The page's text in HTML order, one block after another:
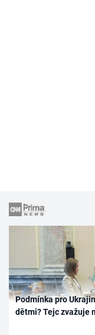
Podmínka pro
dětmi? Tejc zvažuje